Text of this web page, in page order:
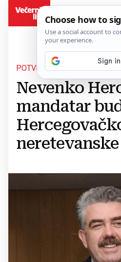
POTVRĐENO PISANJE
Nevenko
mandatar